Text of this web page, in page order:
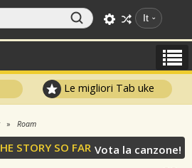
It
Le migliori Tab uke
Roam
STORY SO FAR Vota la canzone!